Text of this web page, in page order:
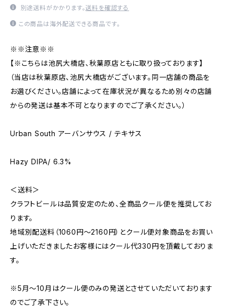
別途送料がかかります。送料を確認する
この商品は海外配送できる商品です。
※※注意※※
【※こちらは池尻大橋店、秋葉原店ともに取り扱っております】
（当店は秋葉原店、池尻大橋店がございます。同一店舗の商品を
お選びください。店舗によって在庫状況が異なるため別々の店舗
からの発送は基本不可となりますのでご了承ください。）
Urban South アーバンサウス / テキサス
Hazy DIPA/ 6.3%
＜送料＞
クラフトビールは品質安定のため、全商品クール便を推奨してお
ります。
地域別配送料（1060円～2160円）とクール便対象商品をお買い
上げいただきましたお客様にはクール代330円を頂戴しておりま
す。
※5月～10月はクール便のみの発送とさせていただいております
のでご了承下さい。